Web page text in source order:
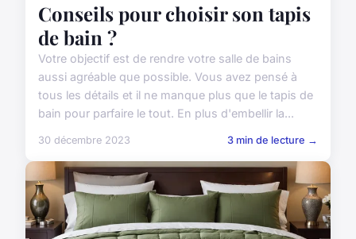
Conseils pour choisir son tapis
de bain ?
Votre objectif est de rendre votre salle de bains
aussi agréable que possible. Vous avez pensé à
tous les détails et il ne manque plus que le tapis de
bain pour parfaire le tout. En plus d'embellir la...
30 décembre 2023 3 min de lecture →